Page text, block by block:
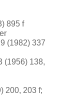
895 f
(1982) 337
(1956) 138,
200, 203 f;